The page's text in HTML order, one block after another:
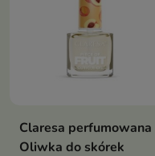
Claresa perfumowana
Oliwka do skórek